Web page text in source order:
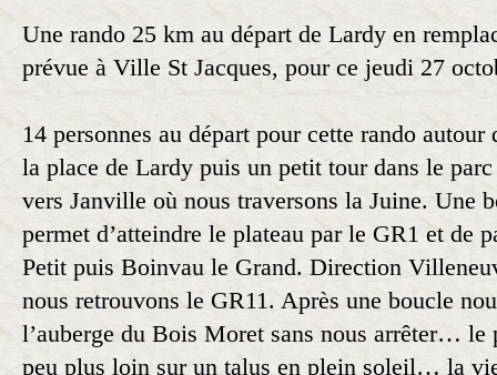
Une rando 25 km au départ de Lardy en
prévue à Ville St Jacques, pour ce jeudi 27
14 personnes au départ pour cette rando
la place de Lardy puis un petit tour dans le
vers Janville où nous traversons la Juine. Une
permet d’atteindre le plateau par le GR1 et de
Petit puis Boinvau le Grand. Direction
nous retrouvons le GR11. Après une boucle
l’auberge du Bois Moret sans nous arrêter… le
peu plus loin sur un talus en plein soleil… la